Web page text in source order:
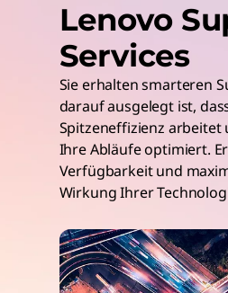
Lenovo
Services
Sie erhalten smarteren
darauf ausgelegt ist,
Spitzeneffizienz arbeitet
Ihre Abläufe optimiert.
Verfügbarkeit und
Wirkung Ihrer